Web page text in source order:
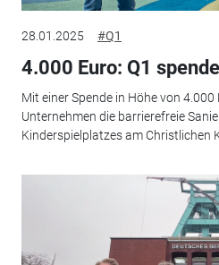
28.01.2025 #Q1
4.000 Euro: Q1
Mit einer Spende in Höhe von
Unternehmen die barrierefreie
Kinderspielplatzes am Christlichen